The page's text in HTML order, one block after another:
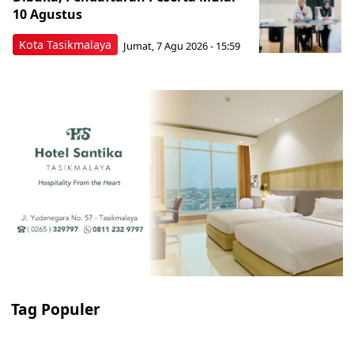
Kota Tasikmalaya
10 Agustus
Jumat, 7 Agu 2026 - 15:59
Tag Populer